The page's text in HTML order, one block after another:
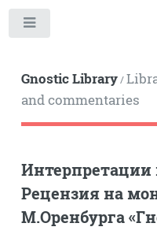
Gnostic Library/
and commentaries
Рецензия на
М.Оренбурга